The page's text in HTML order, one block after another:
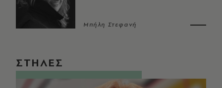
Μπήλη Στεφανή
ΣΤΗΛΕΣ